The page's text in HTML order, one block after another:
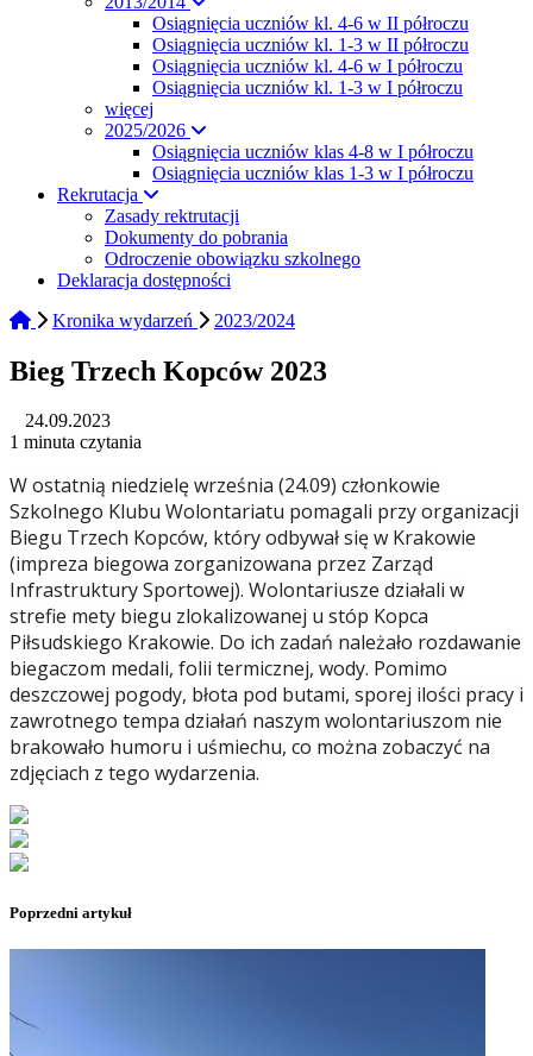
Osiągnięcia uczniów kl. 4-6 w II półroczu
Osiągnięcia uczniów kl. 1-3 w II półroczu
Osiągnięcia uczniów kl. 4-6 w I półroczu
Osiągnięcia uczniów kl. 1-3 w I półroczu
więcej
2025/2026
Osiągnięcia uczniów klas 4-8 w I półroczu
Osiągnięcia uczniów klas 1-3 w I półroczu
Rekrutacja
Zasady rektrutacji
Dokumenty do pobrania
Odroczenie obowiązku szkolnego
Deklaracja dostępności
Kronika wydarzeń
2023/2024
Bieg Trzech Kopców 2023
24.09.2023
1 minuta czytania
W ostatnią niedzielę września (24.09) członkowie
Szkolnego Klubu Wolontariatu pomagali przy organizacji
Biegu Trzech Kopców, który odbywał się w Krakowie
(impreza biegowa zorganizowana przez Zarząd
Infrastruktury Sportowej). Wolontariusze działali w
strefie mety biegu zlokalizowanej u stóp Kopca
Piłsudskiego Krakowie. Do ich zadań należało rozdawanie
biegaczom medali, folii termicznej, wody. Pomimo
deszczowej pogody, błota pod butami, sporej ilości pracy i
zawrotnego tempa działań naszym wolontariuszom nie
brakowało humoru i uśmiechu, co można zobaczyć na
zdjęciach z tego wydarzenia.
Poprzedni artykuł